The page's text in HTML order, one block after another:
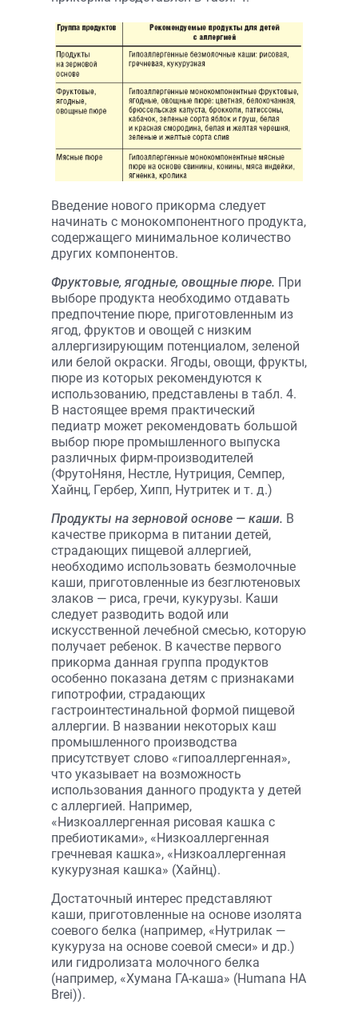
Введение нового прикорма следует
начинать с монокомпонентного продукта,
содержащего минимальное количество
других компонентов.
Фруктовые, ягодные, овощные пюре. При
выборе продукта необходимо отдавать
предпочтение пюре, приготовленным из
ягод, фруктов и овощей с низким
аллергизирующим потенциалом, зеленой
или белой окраски. Ягоды, овощи, фрукты,
пюре из которых рекомендуются к
использованию, представлены в табл. 4.
В настоящее время практический
педиатр может рекомендовать большой
выбор пюре промышленного выпуска
различных фирм-производителей
(ФрутоНяня, Нестле, Нутриция, Семпер,
Хайнц, Гербер, Хипп, Нутритек и т. д.)
Продукты на зерновой основе — каши. В
качестве прикорма в питании детей,
страдающих пищевой аллергией,
необходимо использовать безмолочные
каши, приготовленные из безглютеновых
злаков — риса, гречи, кукурузы. Каши
следует разводить водой или
искусственной лечебной смесью, которую
получает ребенок. В качестве первого
прикорма данная группа продуктов
особенно показана детям с признаками
гипотрофии, страдающих
гастроинтестинальной формой пищевой
аллергии. В названии некоторых каш
промышленного производства
присутствует слово «гипоаллергенная»,
что указывает на возможность
использования данного продукта у детей
с аллергией. Например,
«Низкоаллергенная рисовая кашка с
пребиотиками», «Низкоаллергенная
гречневая кашка», «Низкоаллергенная
кукурузная кашка» (Хайнц).
Достаточный интерес представляют
каши, приготовленные на основе изолята
соевого белка (например, «Нутрилак —
кукуруза на основе соевой смеси» и др.)
или гидролизата молочного белка
(например, «Хумана ГА-каша» (Humana HA
Brei)).